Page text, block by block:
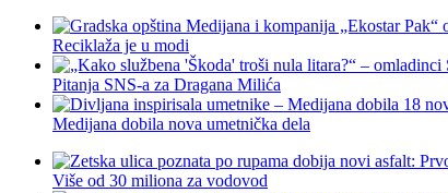
Reciklaža je u modi
Pitanja SNS-a za Dragana Milića
Medijana dobila nova umetnička dela
Više od 30 miliona za vodovod